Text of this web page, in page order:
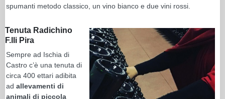
spumanti metodo classico, un vino bianco e due vini rossi.
Tenuta Radichino
F.lli Pira
Sempre ad Ischia di
Castro c’è una tenuta di
circa 400 ettari adibita
ad allevamenti di
animali di piccola